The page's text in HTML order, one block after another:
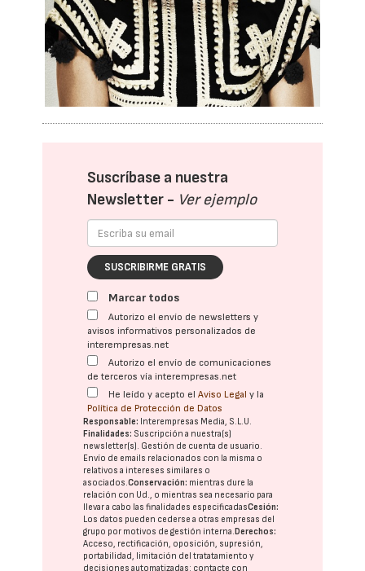
Suscríbase a nuestra
Newsletter - Ver ejemplo
SUSCRIBIRME GRATIS
Marcar todos
Autorizo el envío de newsletters y
avisos informativos personalizados de
interempresas.net
Autorizo el envío de comunicaciones
de terceros vía interempresas.net
He leído y acepto elAviso Legal y la
Política de Protección de Datos
Responsable: Interempresas Media, S.L.U.
Finalidades: Suscripción a nuestra(s)
newsletter(s). Gestión de cuenta de usuario.
Envío de emails relacionados con la misma o
relativos a intereses similares o
asociados.Conservación: mientras dure la
relación con Ud., o mientras sea necesario para
llevar a cabo las finalidades especificadasCesión:
Los datos pueden cederse a otras empresas del
grupo por motivos de gestión interna.Derechos:
Acceso, rectificación, oposición, supresión,
portabilidad, limitación del tratatamiento y
decisiones automatizadas: contacte con